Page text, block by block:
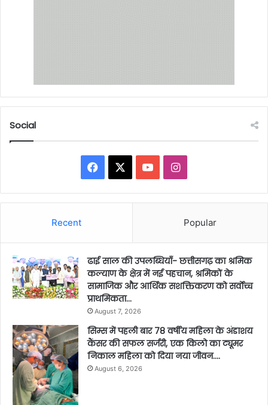
Social
Facebook YouTubeInstagram
Recent Popular
ढाई साल की उपलब्धियाँ- छत्तीसगढ़ का श्रमिक
कल्याण के क्षेत्र में नई पहचान, श्रमिकों के
सामाजिक और आर्थिक सशक्तिकरण को सर्वाेच्च
प्राथमिकता…
August 7, 2026
सिम्स में पहली बार 78 वर्षीय महिला के अंडाशय
कैंसर की सफल सर्जरी, एक किलो का ट्यूमर
निकाल महिला को दिया नया जीवन….
August 6, 2026